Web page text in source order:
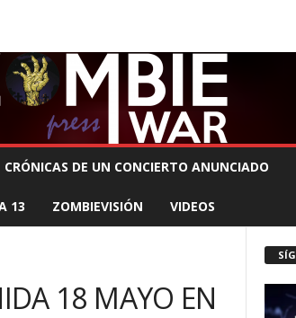
CRÓNICAS DE UN CONCIERTO ANUNCIADO
13 ZOMBIEVISIÓN VIDEOS
18 MAYO EN